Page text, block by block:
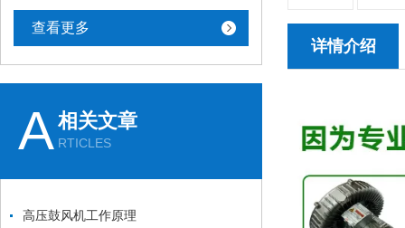
查看更多
A相关文章
RTICLES
高压鼓风机工作原理
详情介绍